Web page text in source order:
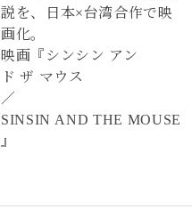
説を、日本×台湾合作で映
画化。
映画『シンシン アン
ド ザ マウス
／
SINSIN AND THE MOUSE
』